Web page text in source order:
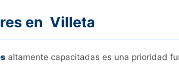
en Villeta
altamente capacitadas es una prioridad